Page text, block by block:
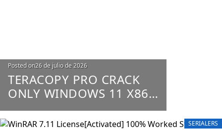
Posted on26 de julio de 2026
TERACOPY PRO CRACK
ONLY WINDOWS 11 X86-
X64 100% WORKED
UNLIMITED
SERIALERS